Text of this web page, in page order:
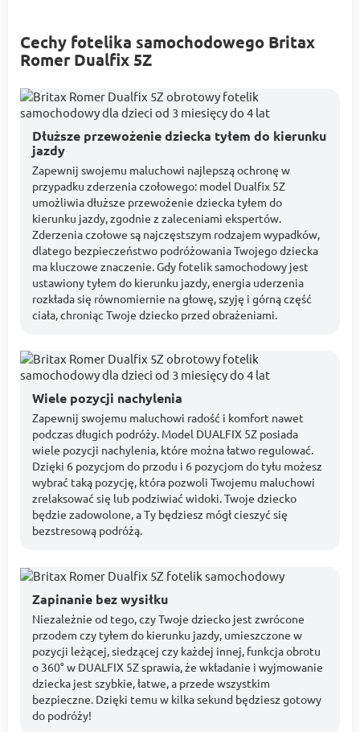
Cechy fotelika samochodowego Britax
Romer Dualfix 5Z
Dłuższe przewożenie dziecka tyłem do kierunku
jazdy
Zapewnij swojemu maluchowi najlepszą ochronę w
przypadku zderzenia czołowego: model Dualfix 5Z
umożliwia dłuższe przewożenie dziecka tyłem do
kierunku jazdy, zgodnie z zaleceniami ekspertów.
Zderzenia czołowe są najczęstszym rodzajem wypadków,
dlatego bezpieczeństwo podróżowania Twojego dziecka
ma kluczowe znaczenie. Gdy fotelik samochodowy jest
ustawiony tyłem do kierunku jazdy, energia uderzenia
rozkłada się równomiernie na głowę, szyję i górną część
ciała, chroniąc Twoje dziecko przed obrażeniami.
Wiele pozycji nachylenia
Zapewnij swojemu maluchowi radość i komfort nawet
podczas długich podróży. Model DUALFIX 5Z posiada
wiele pozycji nachylenia, które można łatwo regulować.
Dzięki 6 pozycjom do przodu i 6 pozycjom do tyłu możesz
wybrać taką pozycję, która pozwoli Twojemu maluchowi
zrelaksować się lub podziwiać widoki. Twoje dziecko
będzie zadowolone, a Ty będziesz mógł cieszyć się
bezstresową podróżą.
Zapinanie bez wysiłku
Niezależnie od tego, czy Twoje dziecko jest zwrócone
przodem czy tyłem do kierunku jazdy, umieszczone w
pozycji leżącej, siedzącej czy każdej innej, funkcja obrotu
o 360° w DUALFIX 5Z sprawia, że wkładanie i wyjmowanie
dziecka jest szybkie, łatwe, a przede wszystkim
bezpieczne. Dzięki temu w kilka sekund będziesz gotowy
do podróży!